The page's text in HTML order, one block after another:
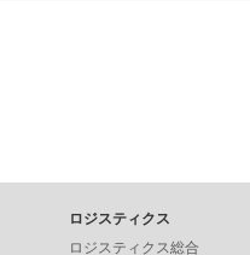
ロジスティクス
ロジスティクス総合